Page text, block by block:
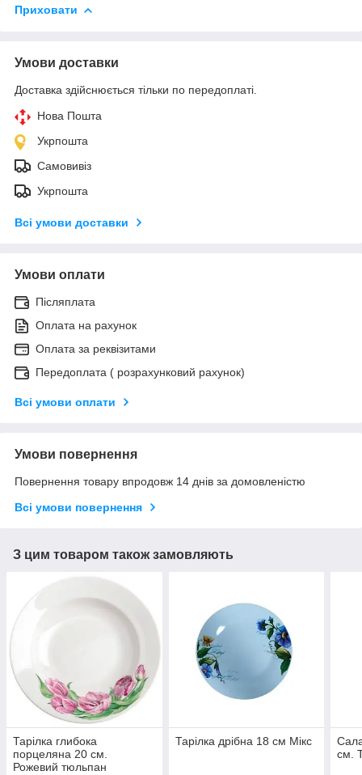
Приховати
Умови доставки
Доставка здійснюється тільки по передоплаті.
Нова Пошта
Укрпошта
Самовивіз
Укрпошта
Всі умови доставки
Умови оплати
Післяплата
Оплата на рахунок
Оплата за реквізитами
Передоплата ( розрахунковий рахунок)
Всі умови оплати
Умови повернення
Повернення товару впродовж 14 днів за домовленістю
Всі умови повернення
З цим товаром також замовляють
Тарілка глибока
порцеляна 20 см.
Рожевий тюльпан
Тарілка дрібна 18 см Мікс
см.